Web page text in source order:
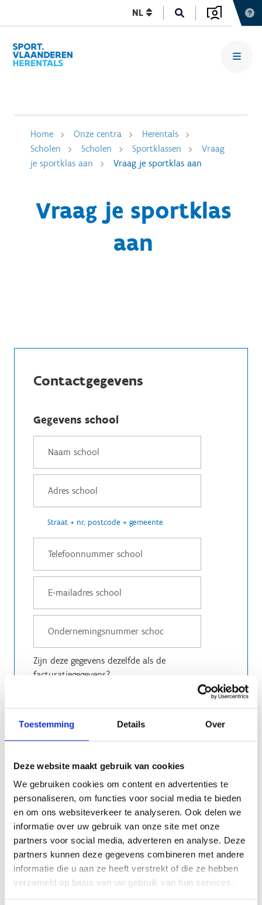
Toestemming Details Over
Deze website maakt gebruik van cookies
We gebruiken cookies om content en advertenties te
personaliseren, om functies voor social media te bieden
en om ons websiteverkeer te analyseren. Ook delen we
informatie over uw gebruik van onze site met onze
partners voor social media, adverteren en analyse. Deze
partners kunnen deze gegevens combineren met andere
informatie die u aan ze heeft verstrekt of die ze hebben
verzameld op basis van uw gebruik van hun services.
NL
Home Onze centra
Herentals
Scholen
Scholen Sportklassen
Vraag
je sportklas aan
Vraag je sportklas aan
Vraag je sportklas
aan
Contactgegevens
Gegevens school
Straat + nr, postcode + gemeente
Zijn deze gegevens dezelfde als de
facturatiegegevens?
Gegevens contactpersoon
Let op! Het gaat hier om de contactpersoon die
ter plaatse zal zijn op de sportklassen.